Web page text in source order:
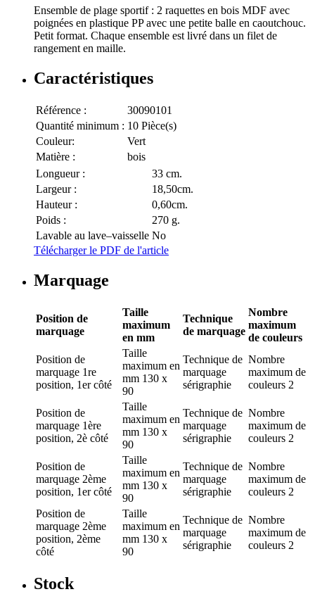
Ensemble de plage sportif : 2 raquettes en bois MDF avec
poignées en plastique PP avec une petite balle en caoutchouc.
Petit format. Chaque ensemble est livré dans un filet de
rangement en maille.
Caractéristiques
Référence :
30090101
Quantité minimum : 10 Pièce(s)
Couleur:
Vert
Matière :
bois
Longueur :
33 cm.
Largeur :
18,50cm.
Hauteur :
0,60cm.
Poids :
270 g.
Lavable au lave–vaisselle No
Télécharger le PDF de l'article
Marquage
Position de
marquage
Taille
maximum
en mm
Technique
de marquage
Nombre
maximum
de couleurs
Position de
marquage 1re
position, 1er côté
Taille
maximum en
mm 130 x
90
Technique de
marquage
sérigraphie
Nombre
maximum de
couleurs 2
Position de
marquage 1ère
position, 2è côté
Taille
maximum en
mm 130 x
90
Technique de
marquage
sérigraphie
Nombre
maximum de
couleurs 2
Position de
marquage 2ème
position, 1er côté
Taille
maximum en
mm 130 x
90
Technique de
marquage
sérigraphie
Nombre
maximum de
couleurs 2
Position de
marquage 2ème
position, 2ème
côté
Taille
maximum en
mm 130 x
90
Technique de
marquage
sérigraphie
Nombre
maximum de
couleurs 2
Stock